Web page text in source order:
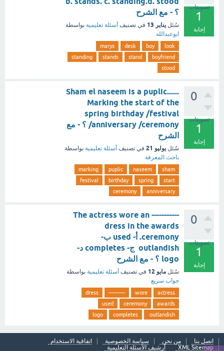
تصويتات
1
إجابة
؟ - مع الشرح
سُئل يناير 13 في تصنيف أسئلة تعليمية بواسطة
ابوعبدالله
look
boy
desk
marys
boyfriend
stand
stands
standing
stood
0
تصويتات
1
إجابة
Sham el naseem is a puplic......
Marking the start of the
spring birthday /festival
/anniversary /ceremony ؟ - مع
الشرح
سُئل يوليو 21 في تصنيف أسئلة تعليمية بواسطة
باحث المعرفة
sham
naseem
puplic
marking
start
spring
birthday
festival
anniversary
ceremony
0
تصويتات
1
إجابة
The actress wore an -----------
dress in the awards
ceremony. أ- used ب-
outlandish ج- completes د-
logo ؟ - مع الشرح
سُئل مايو 12 في تصنيف أسئلة تعليمية بواسطة
جواب سريع
actress
wore
-----------
dress
awards
ceremony
used
outlandish
completes
logo
اتصل بنا من نحن سياسة الخصوصية
اتفاقية الاستخدام
XML Sitemap
أرشيف الأسئلة التعليمية